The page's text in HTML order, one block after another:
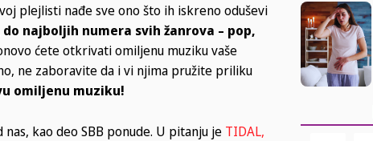
plejlisti nađe sve ono što ih iskreno oduševi
najboljih numera svih žanrova – pop,
ćete otkrivati omiljenu muziku vaše
ne zaboravite da i vi njima pružite priliku
omiljenu muziku!
kao deo SBB ponude. U pitanju je TIDAL,